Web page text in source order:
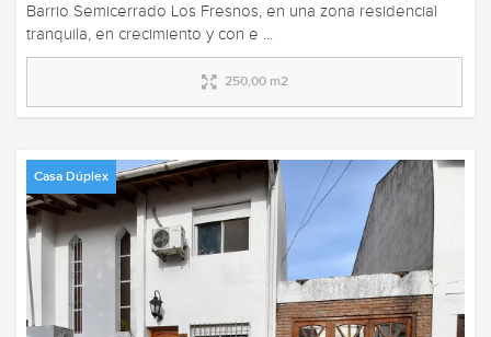
Barrio Semicerrado Los Fresnos, en una zona residencial
tranquila, en crecimiento y con e ...
250,00 m2
Casa Dúplex